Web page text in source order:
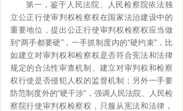
第一，鉴于人民法院、人民检察院依法独
立公正行使审判权检察权在国家法治建设中的
重要地位，提出公正行使审判权检察权应当做
到“两手都要硬”，一手抓制度内的“硬约束”，比
如建立对审判权和检察权是否符合宪法和法律
规定的合法性审查机制、建立对审判权和检察
权行使是否侵犯人权的监督机制；另外一手要
防范制度外的“硬干涉”，强调人民法院、人民检
察院行使审判权检察权，只服从宪法和法律，